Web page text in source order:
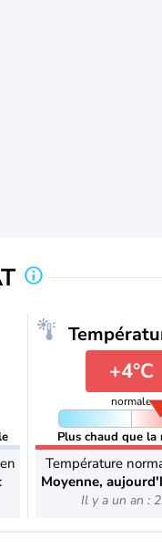
+4°C
normale
Plus chaud que la
Température
Moyenne,
Il y a un an :